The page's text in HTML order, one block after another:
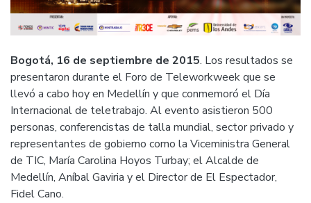
Bogotá, 16 de septiembre de 2015. Los resultados se
presentaron durante el Foro de Teleworkweek que se
llevó a cabo hoy en Medellín y que conmemoró el Día
Internacional de teletrabajo. Al evento asistieron 500
personas, conferencistas de talla mundial, sector privado y
representantes de gobierno como la Viceministra General
de TIC, María Carolina Hoyos Turbay; el Alcalde de
Medellín, Aníbal Gaviria y el Director de El Espectador,
Fidel Cano.